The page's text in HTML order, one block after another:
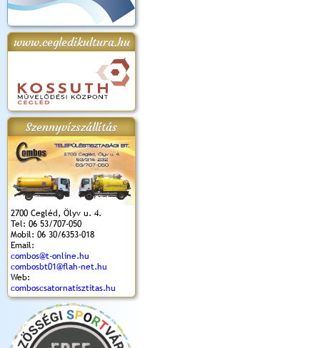
www.cegledikultura.hu
Szennyvízszállítás
2700 Cegléd, Ölyv u. 4.
Tel: 06 53/707-050
Mobil: 06 30/6353-018
Email:
combos@t-online.hu
combosbt01@flah-net.hu
Web:
comboscsatornatisztitas.hu
2018.
Kossuth Toborzó
Ünnepély
Szent István Ünnepe
(2017. 08. 20.)